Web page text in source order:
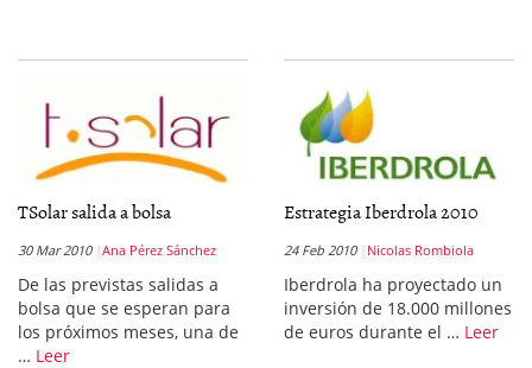
TSolar salida a bolsa
30 Mar 2010 Ana Pérez Sánchez
De las previstas salidas a
bolsa que se esperan para
los próximos meses, una de
… Leer
Estrategia Iberdrola 2010
24 Feb 2010 Nicolas Rombiola
Iberdrola ha proyectado un
inversión de 18.000 millones
de euros durante el … Leer